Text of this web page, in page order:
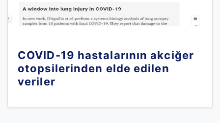
COVID-19 hastalarının akciğer
otopsilerinden elde edilen
veriler